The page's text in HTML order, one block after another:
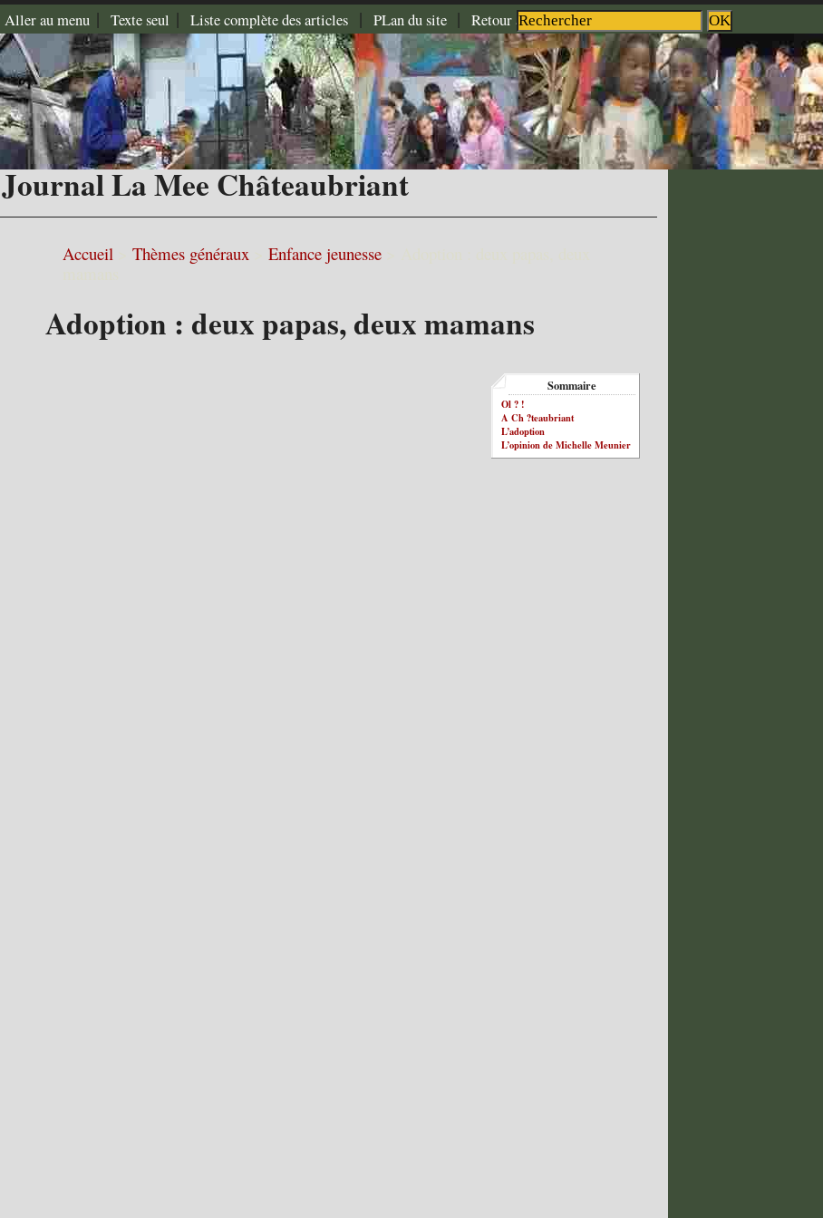
Aller au menu | Texte seul | Liste complète des articles | PLan du site | Retour à l'accueil| |
Journal La Mee Châteaubriant
Accueil Thèmes généraux Enfance jeunesse>
Adoption : deux papas, deux mamans
Sommaire
Ol ? !
A Ch ?teaubriant
L’adoption
L’opinion de Michelle Meunier